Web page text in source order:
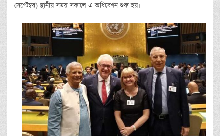
সেপ্টেম্বর) স্থানীয় সময় সকালে এ অধিবেশন শুরু হয়।